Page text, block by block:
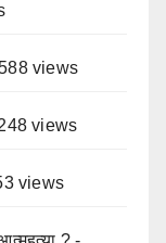
views
views
views